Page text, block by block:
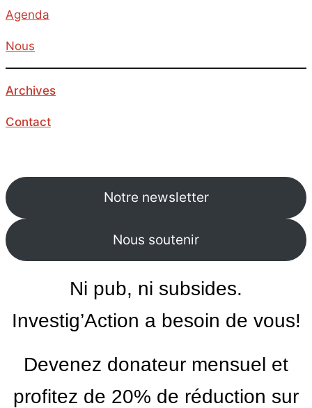
Agenda
Nous
Archives
Contact
Notre newsletter
Nous soutenir
Ni pub, ni subsides.
Investig’Action a besoin de vous!
Devenez donateur mensuel et
profitez de 20% de réduction sur